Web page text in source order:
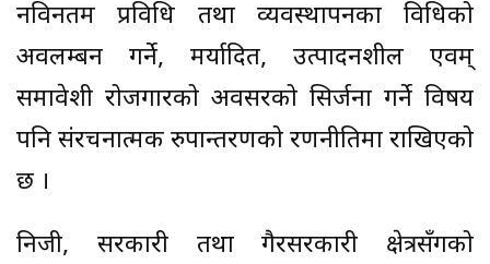
नविनतम प्रविधि तथा व्यवस्थापनका विधिको
अवलम्बन गर्ने, मर्यादित, उत्पादनशील एवम्
समावेशी रोजगारको अवसरको सिर्जना गर्ने विषय
पनि संरचनात्मक रुपान्तरणको रणनीतिमा राखिएको
छ ।
निजी, सरकारी तथा गैरसरकारी क्षेत्रसँगको